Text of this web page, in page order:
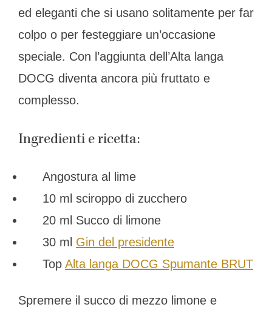
ed eleganti che si usano solitamente per far
colpo o per festeggiare un’occasione
speciale. Con l’aggiunta dell’Alta langa
DOCG diventa ancora più fruttato e
complesso.
Ingredienti e ricetta:
Angostura al lime
10 ml sciroppo di zucchero
20 ml Succo di limone
30 ml Gin del presidente
Top Alta langa DOCG Spumante BRUT
Spremere il succo di mezzo limone e